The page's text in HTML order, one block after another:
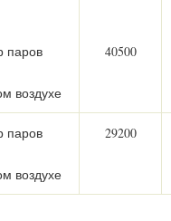
паров
воздухе
40500
паров
воздухе
29200